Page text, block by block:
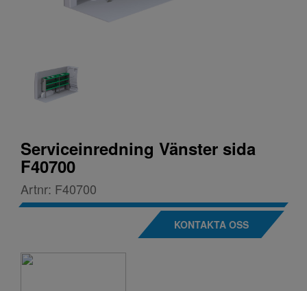
Serviceinredning Vänster sida
F40700
Artnr: F40700
KONTAKTA OSS